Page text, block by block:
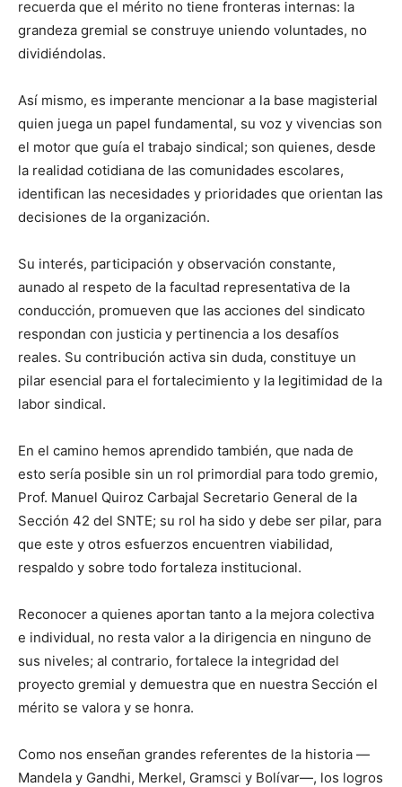
recuerda que el mérito no tiene fronteras internas: la
grandeza gremial se construye uniendo voluntades, no
dividiéndolas.
Así mismo, es imperante mencionar a la base magisterial
quien juega un papel fundamental, su voz y vivencias son
el motor que guía el trabajo sindical; son quienes, desde
la realidad cotidiana de las comunidades escolares,
identifican las necesidades y prioridades que orientan las
decisiones de la organización.
Su interés, participación y observación constante,
aunado al respeto de la facultad representativa de la
conducción, promueven que las acciones del sindicato
respondan con justicia y pertinencia a los desafíos
reales. Su contribución activa sin duda, constituye un
pilar esencial para el fortalecimiento y la legitimidad de la
labor sindical.
En el camino hemos aprendido también, que nada de
esto sería posible sin un rol primordial para todo gremio,
Prof. Manuel Quiroz Carbajal Secretario General de la
Sección 42 del SNTE; su rol ha sido y debe ser pilar, para
que este y otros esfuerzos encuentren viabilidad,
respaldo y sobre todo fortaleza institucional.
Reconocer a quienes aportan tanto a la mejora colectiva
e individual, no resta valor a la dirigencia en ninguno de
sus niveles; al contrario, fortalece la integridad del
proyecto gremial y demuestra que en nuestra Sección el
mérito se valora y se honra.
Como nos enseñan grandes referentes de la historia —
Mandela y Gandhi, Merkel, Gramsci y Bolívar—, los logros